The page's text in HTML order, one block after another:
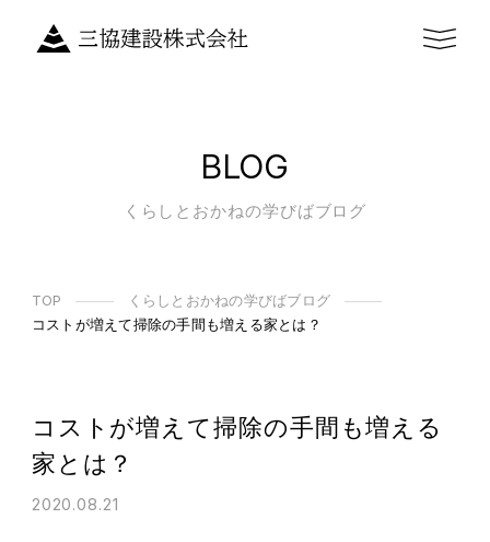
BLOG
くらしとおかねの学びばブログ
TOP
くらしとおかねの学びばブログ
コストが増えて掃除の手間も増える家とは？
コストが増えて掃除の手間も増える
家とは？
2020.08.21